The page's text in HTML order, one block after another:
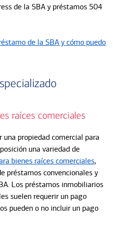
de la SBA y préstamos 504
de la SBA y cómo puedo
raíces comerciales
una propiedad comercial para
una variedad de
bienes raíces comerciales,
préstamos convencionales y
Los préstamos inmobiliarios
suelen requerir un pago
pueden o no incluir un pago